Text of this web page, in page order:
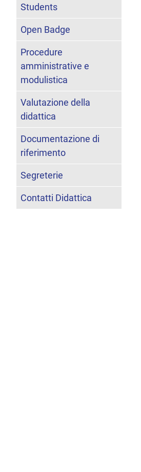
Students
Open Badge
Procedure
amministrative e
modulistica
Valutazione della
didattica
Documentazione di
riferimento
Segreterie
Contatti Didattica